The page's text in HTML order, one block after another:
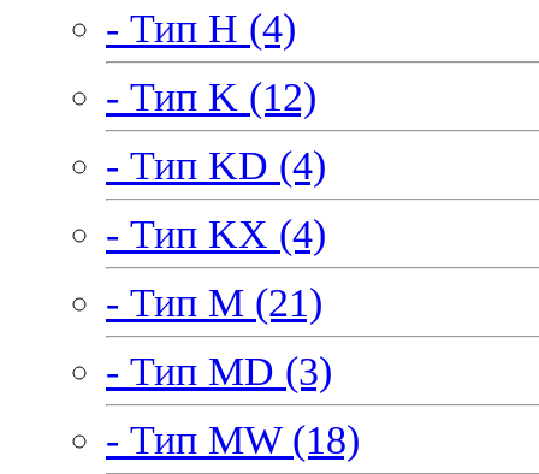
- Тип H (4)
- Тип K (12)
- Тип KD (4)
- Тип KX (4)
- Тип M (21)
- Тип MD (3)
- Тип MW (18)